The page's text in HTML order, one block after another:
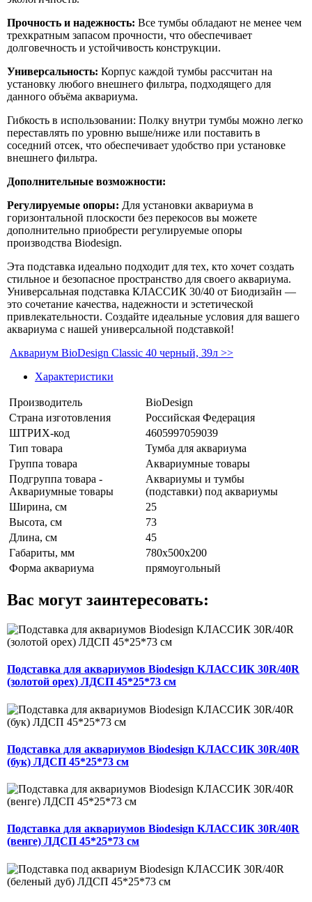
Прочность и надежность: Все тумбы обладают не менее чем
трехкратным запасом прочности, что обеспечивает
долговечность и устойчивость конструкции.
Универсальность: Корпус каждой тумбы рассчитан на
установку любого внешнего фильтра, подходящего для
данного объёма аквариума.
Гибкость в использовании: Полку внутри тумбы можно легко
переставлять по уровню выше/ниже или поставить в
соседний отсек, что обеспечивает удобство при установке
внешнего фильтра.
Дополнительные возможности:
Регулируемые опоры: Для установки аквариума в
горизонтальной плоскости без перекосов вы можете
дополнительно приобрести регулируемые опоры
производства Biodesign.
Эта подставка идеально подходит для тех, кто хочет создать
стильное и безопасное пространство для своего аквариума.
Универсальная подставка КЛАССИК 30/40 от Биодизайн —
это сочетание качества, надежности и эстетической
привлекательности. Создайте идеальные условия для вашего
аквариума с нашей универсальной подставкой!
Аквариум BioDesign Classic 40 черный, 39л >>
Характеристики
Производитель
BioDesign
Страна изготовления
Российская Федерация
ШТРИХ-код
4605997059039
Тип товара
Тумба для аквариума
Группа товара
Аквариумные товары
Подгруппа товара -
Аквариумные товары
Аквариумы и тумбы
(подставки) под аквариумы
Ширина, см
25
Высота, см
73
Длина, см
45
Габариты, мм
780х500х200
Форма аквариума
прямоугольный
Вас могут заинтересовать:
Подставка для аквариумов Biodesign КЛАССИК 30R/40R
(золотой орех) ЛДСП 45*25*73 см
Подставка для аквариумов Biodesign КЛАССИК 30R/40R
(бук) ЛДСП 45*25*73 см
Подставка для аквариумов Biodesign КЛАССИК 30R/40R
(венге) ЛДСП 45*25*73 см